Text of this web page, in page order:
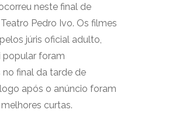
neste final de
Pedro Ivo. Os filmes
júris oficial adulto,
popular foram
final da tarde de
após o anúncio foram
curtas.